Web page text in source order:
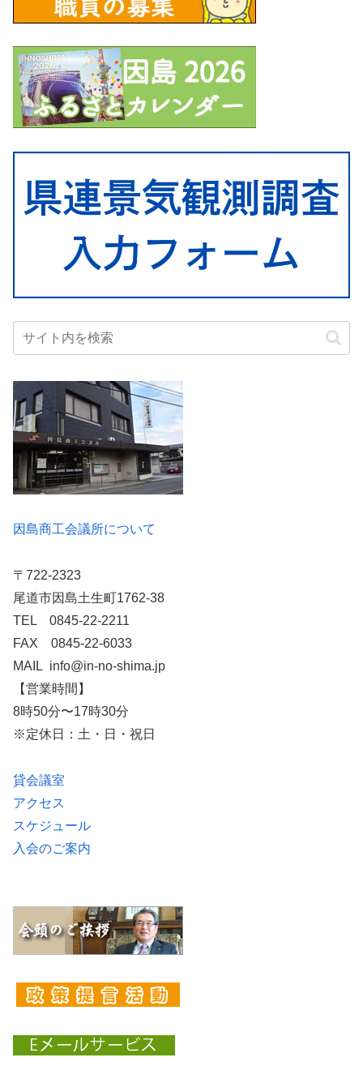
因島商工会議所について
〒722-2323
尾道市因島土生町1762-38
TEL 0845-22-2211
FAX 0845-22-6033
MAIL info@in-no-shima.jp
【営業時間】
8時50分〜17時30分
※定休日：土・日・祝日
貸会議室
アクセス
スケジュール
入会のご案内